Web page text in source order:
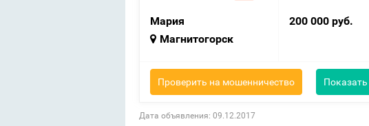
Мария
Магнитогорск
200 000 руб.
Проверить на мошенничество
Дата объявления: 09.12.2017